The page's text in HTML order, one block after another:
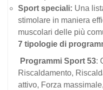
Sport speciali: Una
stimolare in maniera
muscolari delle più
7 tipologie di
Programmi Sport 53:
Riscaldamento,
attivo, Forza